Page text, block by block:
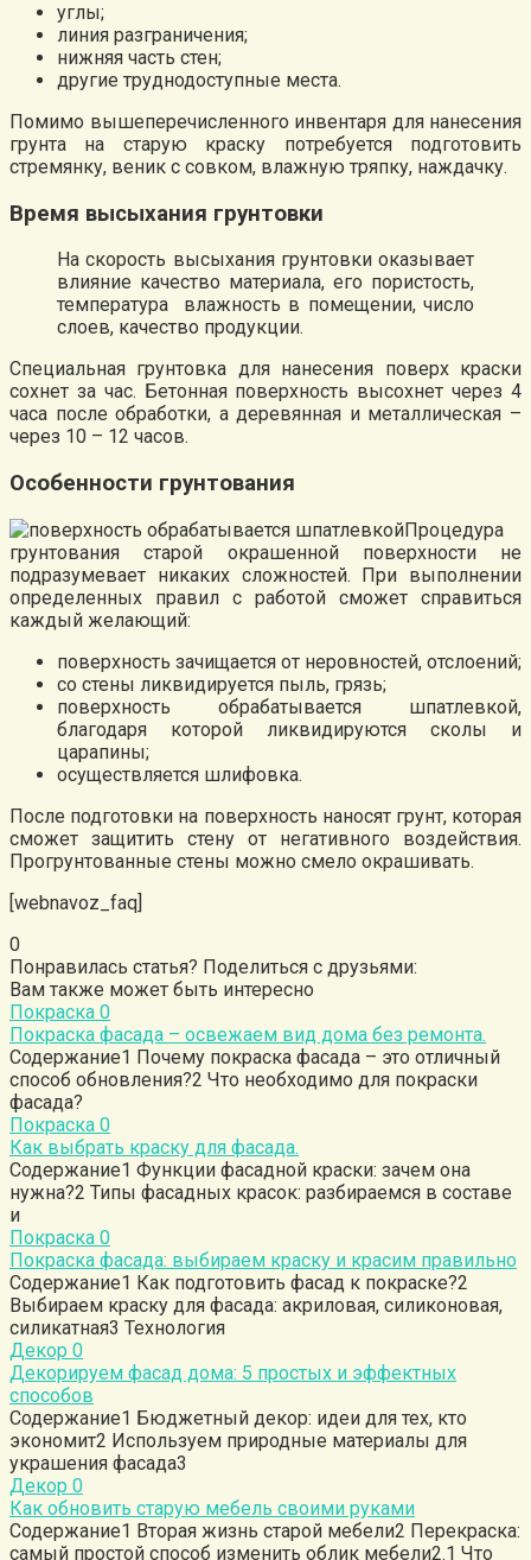
углы;
линия разграничения;
нижняя часть стен;
другие труднодоступные места.
Помимо вышеперечисленного инвентаря для нанесения
грунта на старую краску потребуется подготовить
стремянку, веник с совком, влажную тряпку, наждачку.
Время высыхания грунтовки
На скорость высыхания грунтовки оказывает
влияние качество материала, его пористость,
температура влажность в помещении, число
слоев, качество продукции.
Специальная грунтовка для нанесения поверх краски
сохнет за час. Бетонная поверхность высохнет через 4
часа после обработки, а деревянная и металлическая –
через 10 – 12 часов.
Особенности грунтования
Процедура
грунтования старой окрашенной поверхности не
подразумевает никаких сложностей. При выполнении
определенных правил с работой сможет справиться
каждый желающий:
поверхность зачищается от неровностей, отслоений;
со стены ликвидируется пыль, грязь;
поверхность обрабатывается шпатлевкой,
благодаря которой ликвидируются сколы и
царапины;
осуществляется шлифовка.
После подготовки на поверхность наносят грунт, которая
сможет защитить стену от негативного воздействия.
Прогрунтованные стены можно смело окрашивать.
[webnavoz_faq]
0
Понравилась статья? Поделиться с друзьями:
Вам также может быть интересно
Покраска 0
Покраска фасада – освежаем вид дома без ремонта.
Содержание1 Почему покраска фасада – это отличный
способ обновления?2 Что необходимо для покраски
фасада?
Покраска 0
Как выбрать краску для фасада.
Содержание1 Функции фасадной краски: зачем она
нужна?2 Типы фасадных красок: разбираемся в составе
и
Покраска 0
Покраска фасада: выбираем краску и красим правильно
Содержание1 Как подготовить фасад к покраске?2
Выбираем краску для фасада: акриловая, силиконовая,
силикатная3 Технология
Декор 0
Декорируем фасад дома: 5 простых и эффектных
способов
Содержание1 Бюджетный декор: идеи для тех, кто
экономит2 Используем природные материалы для
украшения фасада3
Декор 0
Как обновить старую мебель своими руками
Содержание1 Вторая жизнь старой мебели2 Перекраска:
самый простой способ изменить облик мебели2.1 Что